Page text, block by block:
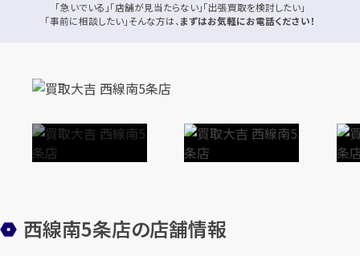
「急いでいる」「店舗が見当たらない」「出張買取を検討したい」
「事前に相談したい」そんな方は、まずはお気軽にお電話ください！
西線南5条店の店舗情報